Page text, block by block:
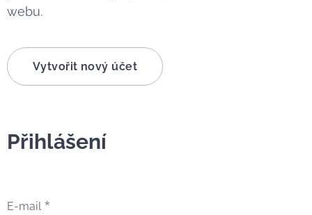
webu.
Vytvořit nový účet
Přihlášení
E-mail